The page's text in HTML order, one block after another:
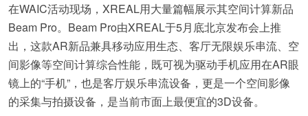
在WAIC活动现场，XREAL用大量篇幅展示其空间计算新品
Beam Pro。Beam Pro由XREAL于5月底北京发布会上推
出，这款AR新品兼具移动应用生态、客厅无限娱乐串流、空
间影像等空间计算综合性能，既可视为驱动手机应用在AR眼
镜上的“手机”，也是客厅娱乐串流设备，更是一个空间影像
的采集与拍摄设备，是当前市面上最便宜的3D设备。